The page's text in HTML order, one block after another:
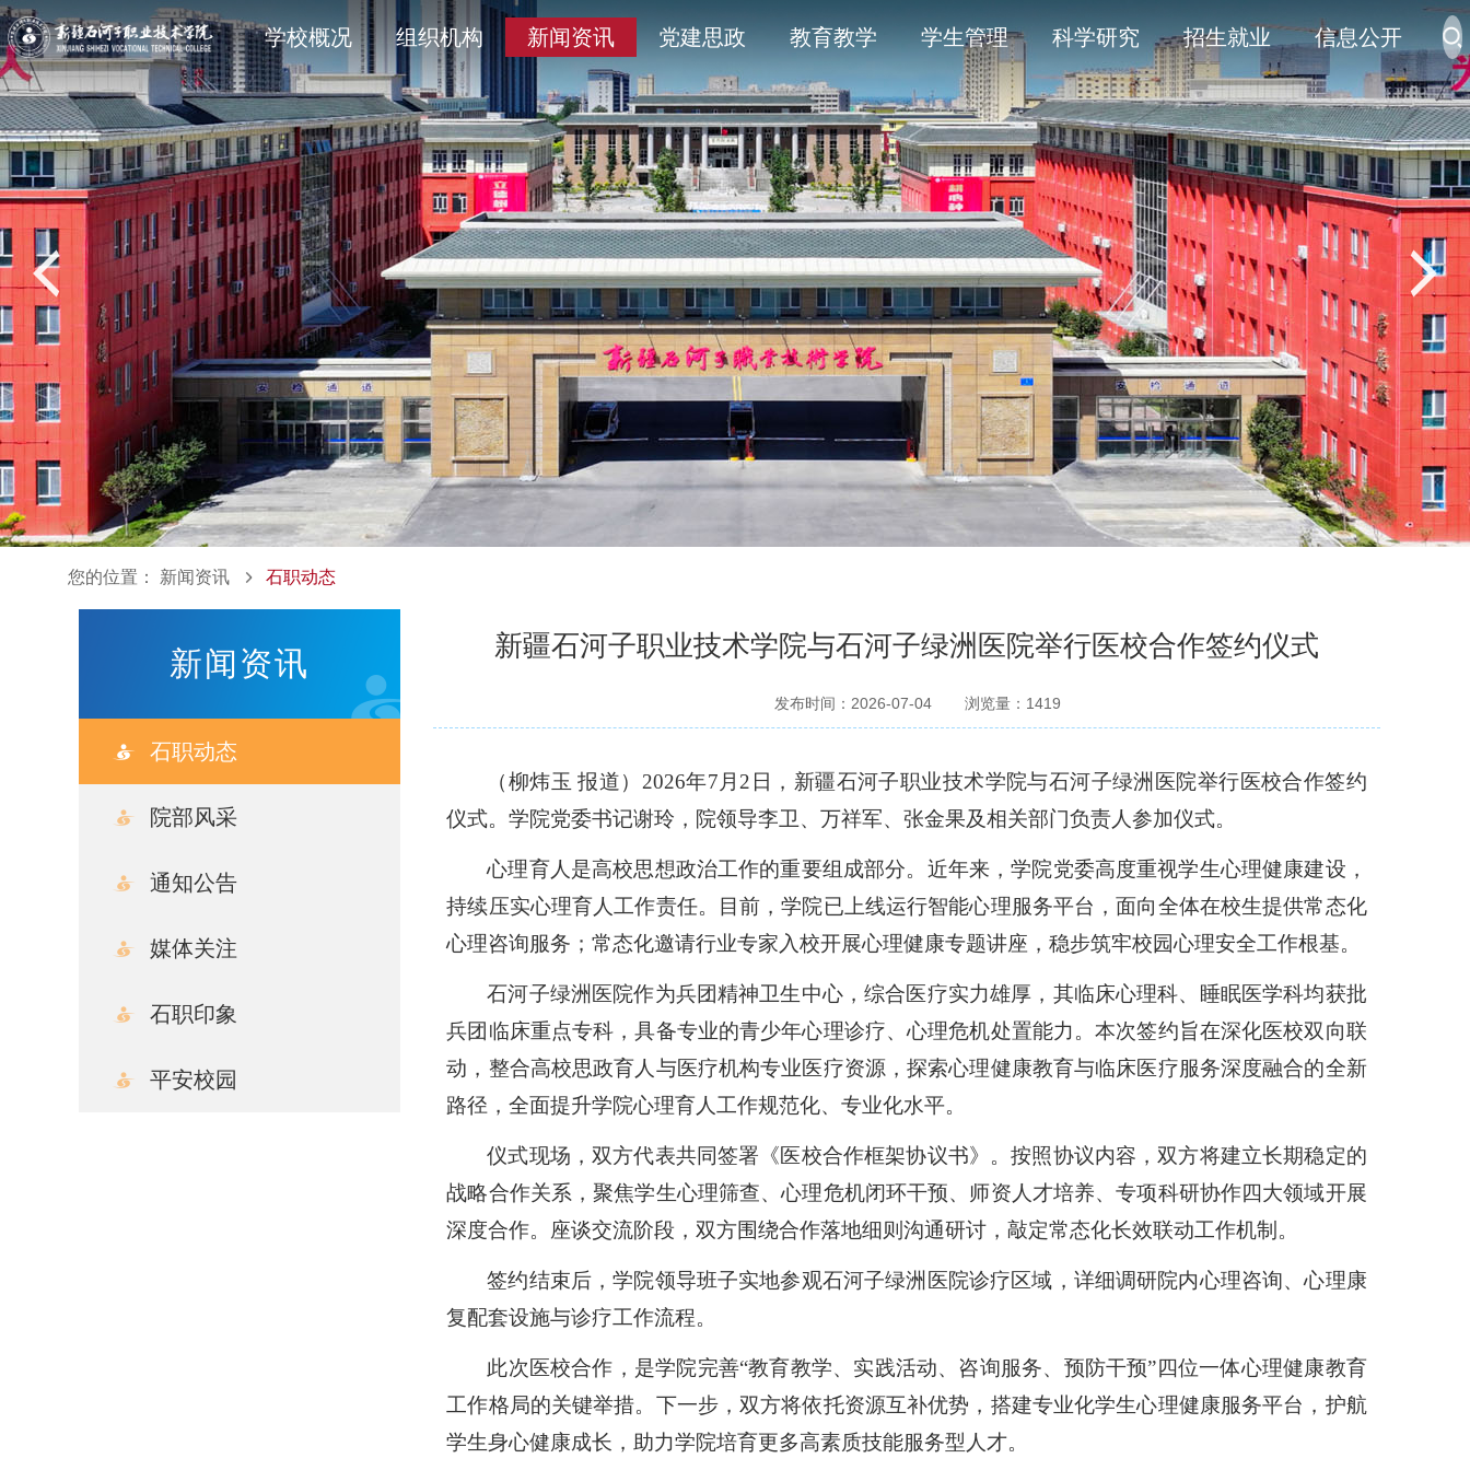
学校概况
学院简介 现任领导 历史沿革
校风校训
组织机构 新闻资讯
石职动态 院部风采 通知公告
媒体关注 石职印象 平安校园
党建思政
党建专题 思政育人 教育教学
教学动态 双创教育 产教融合
语言文字建设
学生管理
学工处 共青团工作 科学研究
科研动态 创新服务平台 学术委员会
科协技术学会
招生就业
招生专题 就业专题 信息公开
信息公开法规与制度 主动公开清单目录 信息公开年度报告
信息公开其它
您的位置： 新闻资讯 石职动态
新闻资讯
石职动态
院部风采
通知公告
媒体关注
石职印象
平安校园
新疆石河子职业技术学院与石河子绿洲医院举行医校合作签约仪式
发布时间：2026-07-04 浏览量： 1419
（柳炜玉 报道） 2026年7月2日，新疆石河子职业技术学院与石河子绿洲医院举行医校合作签约
仪式。学院党委书记谢玲，院领导李卫、万祥军、张金果及相关部门负责人参加仪式。
心理育人是高校思想政治工作的重要组成部分。近年来，学院党委高度重视学生心理健康建设，
持续压实心理育人工作责任。目前，学院已上线运行智能心理服务平台，面向全体在校生提供常态化
心理咨询服务；常态化邀请行业专家入校开展心理健康专题讲座，稳步筑牢校园心理安全工作根基。
石河子绿洲医院作为兵团精神卫生中心，综合医疗实力雄厚，其临床心理科、睡眠医学科均获批
兵团临床重点专科，具备专业的青少年心理诊疗、心理危机处置能力。本次签约旨在深化医校双向联
动，整合高校思政育人与医疗机构专业医疗资源，探索心理健康教育与临床医疗服务深度融合的全新
路径，全面提升学院心理育人工作规范化、专业化水平。
仪式现场，双方代表共同签署《医校合作框架协议书》。按照协议内容，双方将建立长期稳定的
战略合作关系，聚焦学生心理筛查、心理危机闭环干预、师资人才培养、专项科研协作四大领域开展
深度合作。座谈交流阶段，双方围绕合作落地细则沟通研讨，敲定常态化长效联动工作机制。
签约结束后，学院领导班子实地参观石河子绿洲医院诊疗区域，详细调研院内心理咨询、心理康
复配套设施与诊疗工作流程。
此次医校合作，是学院完善“教育教学、实践活动、咨询服务、预防干预”四位一体心理健康教育
工作格局的关键举措。下一步，双方将依托资源互补优势，搭建专业化学生心理健康服务平台，护航
学生身心健康成长，助力学院培育更多高素质技能服务型人才。